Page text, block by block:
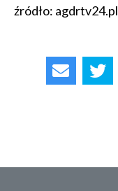
źródło: agdrtv24.pl